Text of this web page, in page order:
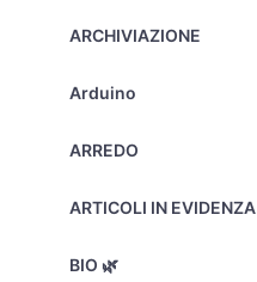
ARCHIVIAZIONE
Arduino
ARREDO
ARTICOLI IN EVIDENZA
BIO 🌿
020E7616_RO